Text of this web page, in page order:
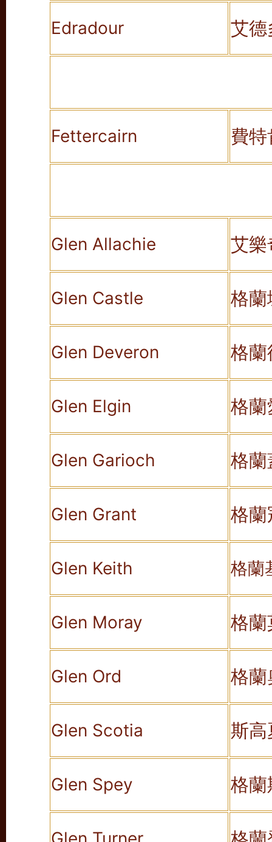
Edradour 艾德
Fettercairn 費特
Glen Allachie 艾樂
Glen Castle 格蘭
Glen Deveron 格蘭
Glen Elgin 格蘭
Glen Garioch 格蘭
Glen Grant 格蘭
Glen Keith 格蘭
Glen Moray 格蘭
Glen Ord 格蘭
Glen Scotia 斯高
Glen Spey 格蘭